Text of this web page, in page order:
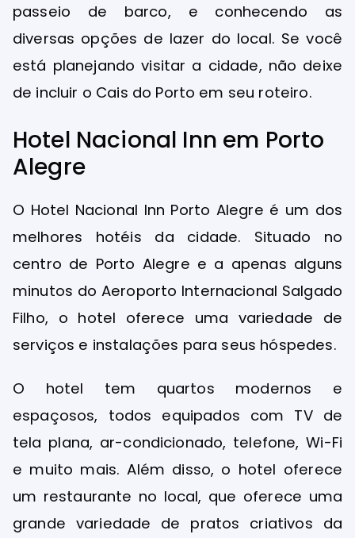
passeio de barco, e conhecendo as
diversas opções de lazer do local. Se você
está planejando visitar a cidade, não deixe
de incluir o Cais do Porto em seu roteiro.
Hotel Nacional Inn em Porto
Alegre
O Hotel Nacional Inn Porto Alegre é um dos
melhores hotéis da cidade. Situado no
centro de Porto Alegre e a apenas alguns
minutos do Aeroporto Internacional Salgado
Filho, o hotel oferece uma variedade de
serviços e instalações para seus hóspedes.
O hotel tem quartos modernos e
espaçosos, todos equipados com TV de
tela plana, ar-condicionado, telefone, Wi-Fi
e muito mais. Além disso, o hotel oferece
um restaurante no local, que oferece uma
grande variedade de pratos criativos da